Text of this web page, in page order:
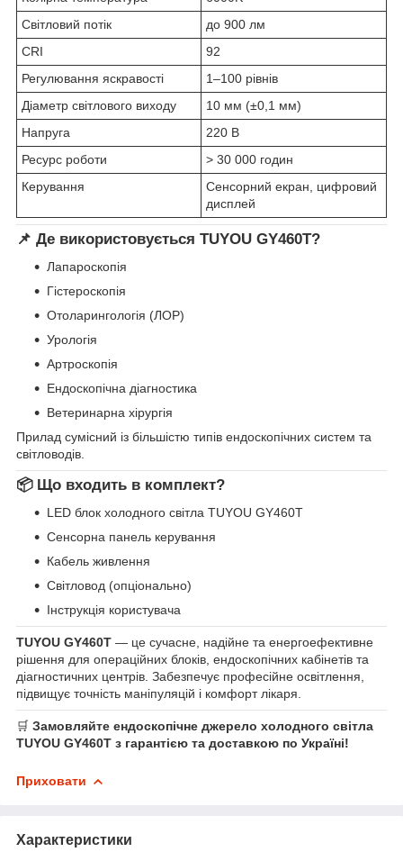
Світловий потік
до 900 лм
CRI
92
Регулювання яскравості
1–100 рівнів
Діаметр світлового виходу
10 мм (±0,1 мм)
Напруга
220 В
Ресурс роботи
> 30 000 годин
Керування
Сенсорний екран, цифровий
дисплей
📌 Де використовується TUYOU GY460T?
Лапароскопія
Гістероскопія
Отоларингологія (ЛОР)
Урологія
Артроскопія
Ендоскопічна діагностика
Ветеринарна хірургія
Прилад сумісний із більшістю типів ендоскопічних систем та
світловодів.
📦 Що входить в комплект?
LED блок холодного світла TUYOU GY460T
Сенсорна панель керування
Кабель живлення
Світловод (опціонально)
Інструкція користувача
TUYOU GY460T — це сучасне, надійне та енергоефективне
рішення для операційних блоків, ендоскопічних кабінетів та
діагностичних центрів. Забезпечує професійне освітлення,
підвищує точність маніпуляцій і комфорт лікаря.
🛒 Замовляйте ендоскопічне джерело холодного світла
TUYOU GY460T з гарантією та доставкою по Україні!
Приховати
Характеристики